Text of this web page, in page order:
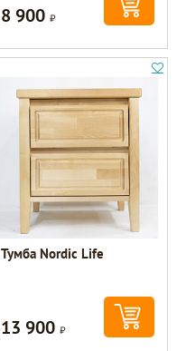
8 900Р
Тумба Nordic Life
13 900Р